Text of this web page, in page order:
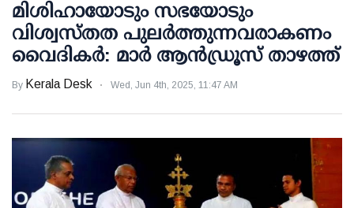
മിശിഹായോടും സഭയോടും
വിശ്വസ്തത പുലര്‍ത്തുന്നവരാകണം
വൈദികര്‍: മാര്‍ ആന്‍ഡ്രൂസ് താഴത്ത്
By Kerala Desk Wed, Jun 4th, 2025, 11:47 AM